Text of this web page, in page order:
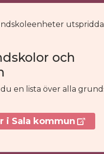
utspridda
och
du en lista över alla
i Sala kommun